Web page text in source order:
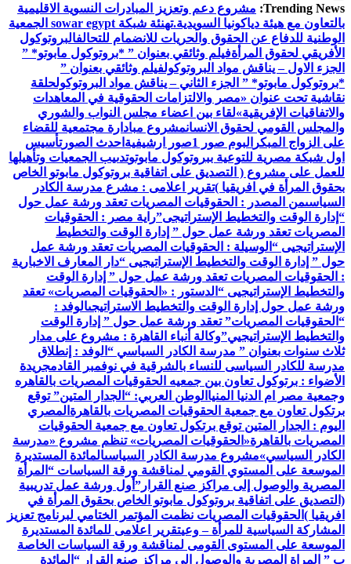
Trending News: مشروع دعم وتعزيز المبادرات النسوية الاقليمية
بالتعاون مع هيئة دياكونيا السويدية.
تهنئة شبكة sowar egypt الجمعية
الوطنية للدفاع عن الحقوق والحريات للانضمام للتحالفالبروتوكول
الأفريقي لحقوق المرأةفيلم وثائقي بعنوان ” *بروتوكول مابوتو* ”
الجزء الاول – يناقش مواد البروتوكولفيلم وثائقي بعنوان ”
*بروتوكول مابوتو* ” الجزء الثاني – يناقش مواد البروتوكولحلقة
نقاشية تحت عنوان «مصر والالتزامات الحقوقية في المعاهدات
والاتفاقيات الإفريقية»لقاء بين اعضاء مجلس النواب والشوري
والمجلس القومي لحقوق الانسانمشروع مبادارة مجتمعية للقضاء
على الزواج المبكر البوم صور 1 صور ارشيفية احدث الصورتأسيس
اول شبكة مصرية للتوعية ببروتوكول مابوتوتدىيب الجمعيات وتأهيلها
للعمل على مشروع ( التصديق على اتفاقية بروتوكول مابوتو الخاص
بحقوق المرأة في افريقيا )تقرير اعلامى : مشرع مدرسة الكادر
السياسىمن المصدر : الحقوقيات المصريات تعقد ورشة عمل حول
“إدارة الوقت والتخطيط الإستراتيجى”راية مصر : الحقوقيات
المصريات تعقد ورشة عمل حول ” إدارة الوقت والتخطيط
الإستراتيجيى “ الوسيلة : الحقوقيات المصريات تعقد ورشة عمل
حول ” إدارة الوقت والتخطيط الإستراتيجيى “دار المعارف الاخبارية
: الحقوقيات المصريات تعقد ورشة عمل حول ” إدارة الوقت
والتخطيط الإستراتيجيى “ الدستور : «الحقوقيات المصريات» تعقد
ورشة عمل حول إدارة الوقت والتخطيط الاستراتيجىالوفد :
“الحقوقيات المصريات” تعقد ورشة عمل حول ” إدارة الوقت
والتخطيط الإستراتيجيي”وكالة أنباء القاهرة : مشروع على مدار
ثلاث سنوات بعنوان ” مدرسة الكادر السياسي “ الوفد : إنطلاق
مدرسة للكادر السياسى للنساء بالشرقية في نوفمبر القادمجريدة
الأضواء : برتوكول تعاون بين جمعيه الحقوقيات المصريات بالقاهره
وجمعية مصر ام الدنيا المنيا الوطن العربي: “الجدار المتين” توقع
برتكول تعاون مع جمعية الحقوقيات المصريات بالقاهرة المصري
اليوم : الجدار المتين توقع برتكول تعاون مع جمعية الحقوقيات
المصريات بالقاهرة«الحقوقيات المصريات» تنظم مشروع «مدرسة
الكادر السياسي»مشروع مدرسة الكادر السياسىالمائدة المستديرة
الموسعة على المستوي القومي لمناقشة ورقة السياسات “المرأة
المصرية والوصول إلى مراكز صنع القرار” أول ورشة عمل تدريبية
(التصديق على اتفاقية بروتوكول مابوتو الخاص بحقوق المرأة في
افريقيا ) الحقوقيات المصريات نظمت المؤتمر الختامي لبرنامج تعزيز
المشاركة السياسية للمرأة – وعيتقرير اعلامى للمائدة المستديرة
الموسعة على المستوى القومى لمناقشة ورقة السياسات الخاصة
ب ” المراة المصرية والوصول الى مراكز صنع القرار “ المائدة